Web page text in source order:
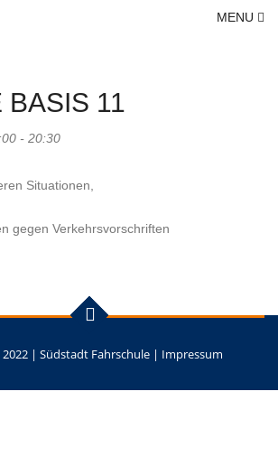
MENU
BASIS 11
- 20:30
Situationen,
gegen Verkehrsvorschriften
| Südstadt Fahrschule | Impressum